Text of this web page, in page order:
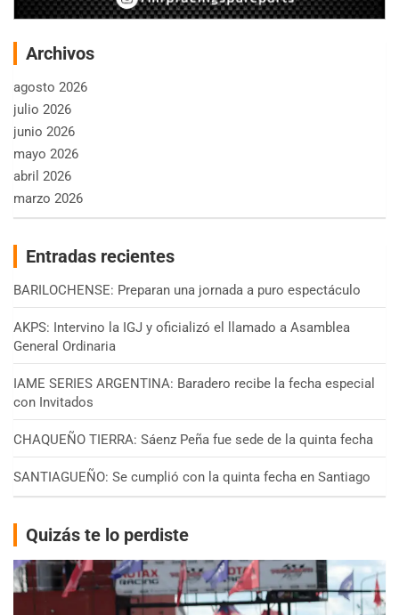
Archivos
agosto 2026
julio 2026
junio 2026
mayo 2026
abril 2026
marzo 2026
Entradas recientes
BARILOCHENSE: Preparan una jornada a puro espectáculo
AKPS: Intervino la IGJ y oficializó el llamado a Asamblea
General Ordinaria
IAME SERIES ARGENTINA: Baradero recibe la fecha especial
con Invitados
CHAQUEÑO TIERRA: Sáenz Peña fue sede de la quinta fecha
SANTIAGUEÑO: Se cumplió con la quinta fecha en Santiago
Quizás te lo perdiste